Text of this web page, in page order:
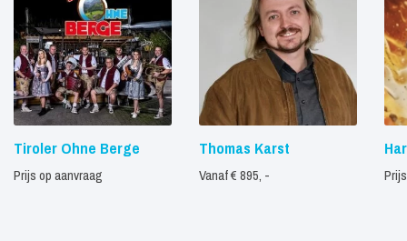
Tiroler Ohne Berge
Prijs op aanvraag
Thomas Karst
Vanaf € 895, -